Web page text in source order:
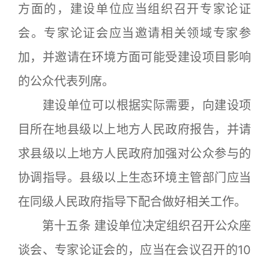
方面的，建设单位应当组织召开专家论证
会。专家论证会应当邀请相关领域专家参
加，并邀请在环境方面可能受建设项目影响
的公众代表列席。
建设单位可以根据实际需要，向建设项
目所在地县级以上地方人民政府报告，并请
求县级以上地方人民政府加强对公众参与的
协调指导。县级以上生态环境主管部门应当
在同级人民政府指导下配合做好相关工作。
第十五条 建设单位决定组织召开公众座
谈会、专家论证会的，应当在会议召开的10